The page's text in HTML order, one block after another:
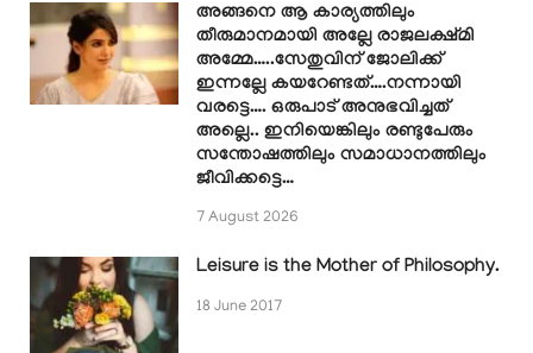
അങ്ങനെ ആ കാര്യത്തിലും
തീരുമാനമായി അല്ലേ രാജലക്ഷ്മി
അമ്മേ…..സേതുവിന് ജോലിക്ക്
ഇന്നല്ലേ കയറേണ്ടത്….നന്നായി
വരട്ടെ…. ഒരുപാട് അനുഭവിച്ചത്
അല്ലെ.. ഇനിയെങ്കിലും രണ്ടുപേരും
സന്തോഷത്തിലും സമാധാനത്തിലും
ജീവിക്കട്ടെ…
7 August 2026
Leisure is the Mother of Philosophy.
18 June 2017